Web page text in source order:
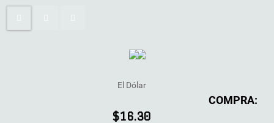
El Dólar
COMPRA:
$16.30